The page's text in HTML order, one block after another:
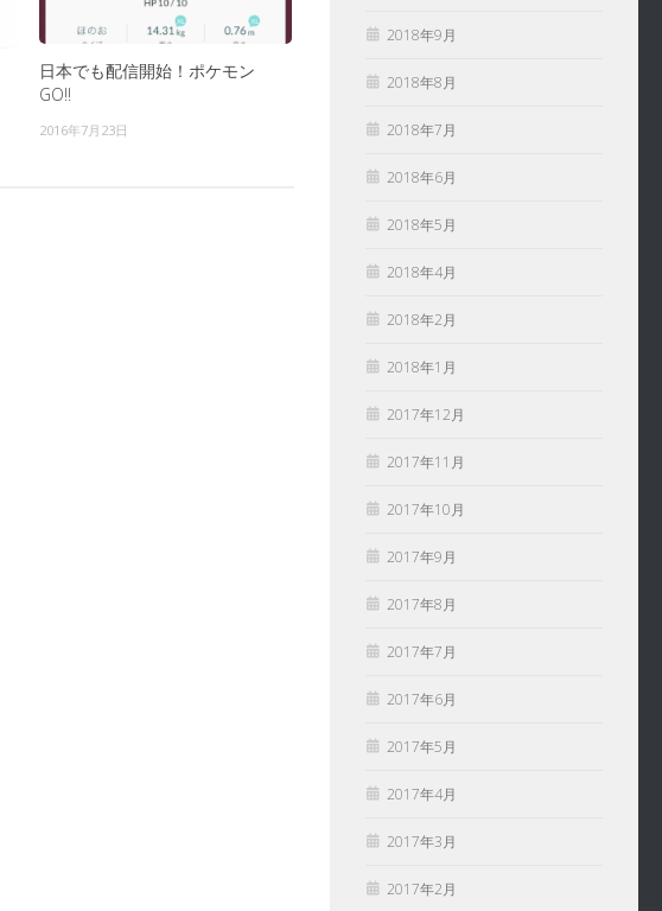
日本でも配信開始！ポケモン
GO!!
2016年7月23日
2018年9月
2018年8月
2018年7月
2018年6月
2018年5月
2018年4月
2018年2月
2018年1月
2017年12月
2017年11月
2017年10月
2017年9月
2017年8月
2017年7月
2017年6月
2017年5月
2017年4月
2017年3月
2017年2月